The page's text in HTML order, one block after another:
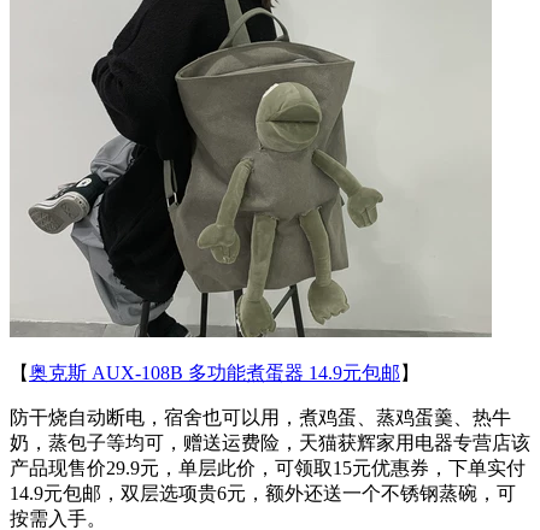
【奥克斯 AUX-108B 多功能煮蛋器 14.9元包邮 】
防干烧自动断电，宿舍也可以用，煮鸡蛋、蒸鸡蛋羹、热牛
奶，蒸包子等均可，赠送运费险，天猫获辉家用电器专营店该
产品现售价29.9元，单层此价，可领取15元优惠券，下单实付
14.9元包邮，双层选项贵6元，额外还送一个不锈钢蒸碗，可
按需入手。